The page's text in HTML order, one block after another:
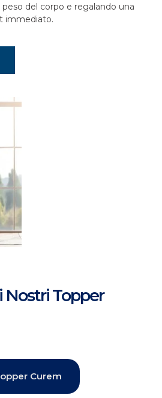
del corpo e regalando una
immediato.
Nostri Topper
Curem